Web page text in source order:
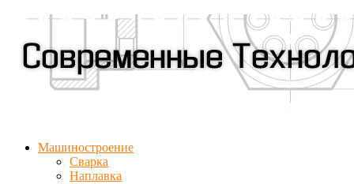
Машиностроение
Сварка
Наплавка